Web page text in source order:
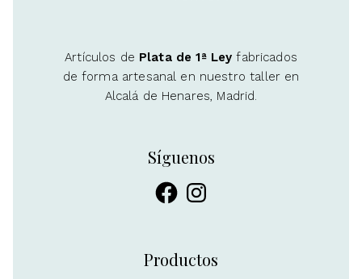
Artículos de Plata de 1ª Ley fabricados
de forma artesanal en nuestro taller en
Alcalá de Henares, Madrid.
Síguenos
FacebookInstagram
Productos